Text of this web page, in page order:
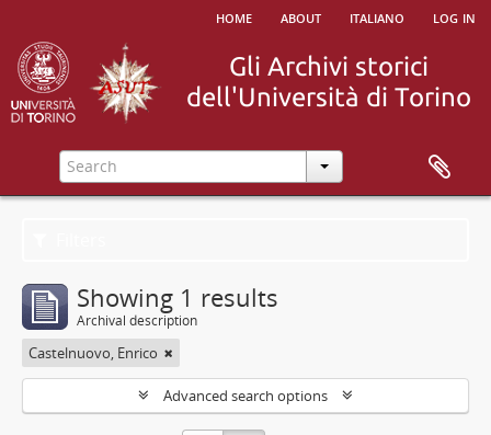
home about italiano log in
Showing 1 results
Archival description
Castelnuovo, Enrico
Advanced search options